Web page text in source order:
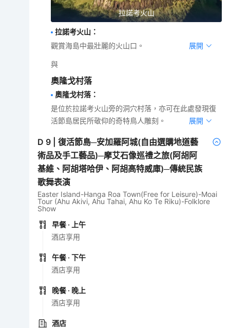
拉諾考火山
拉諾考火山 ：
觀賞海島中最壯麗的火山口。
展開
與
奧隆戈村落
奧隆戈村落 ：
是位於拉諾考火山旁的洞穴村落，亦可在此處發現復
活節島居民所敬仰的奇特鳥人雕刻。
展開
D 9 |復活節島─安加羅阿城(自由選購地道藝
術品及手工藝品)─摩艾石像巡禮之旅(阿胡阿
基維、阿胡塔哈伊、阿胡高特威庫)─傳統民族
歌舞表演
Easter Island-Hanga Roa Town(Free for Leisure)-Moai
Tour (Ahu Akivi, Ahu Tahai, Ahu Ko Te Riku)-Folklore
Show
早餐 · 上午
酒店享用
午餐 · 下午
酒店享用
晚餐 · 晚上
酒店享用
酒店